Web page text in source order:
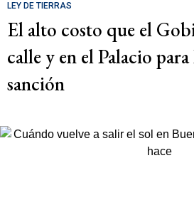
LEY DE TIERRAS
El alto costo que el
calle y en el Palacio
sanción